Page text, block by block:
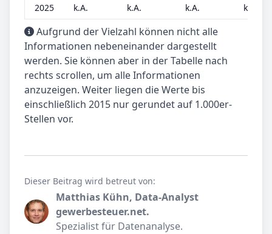
2025
k.A. k.A. k.A. k.A.
Aufgrund der Vielzahl können nicht alle
Informationen nebeneinander dargestellt
werden. Sie können aber in der Tabelle nach
rechts scrollen, um alle Informationen
anzuzeigen. Weiter liegen die Werte bis
einschließlich 2015 nur gerundet auf 1.000er-
Stellen vor.
Dieser Beitrag wird betreut von:
Matthias Kühn, Data-Analyst
gewerbesteuer.net.
Spezialist für Datenanalyse.